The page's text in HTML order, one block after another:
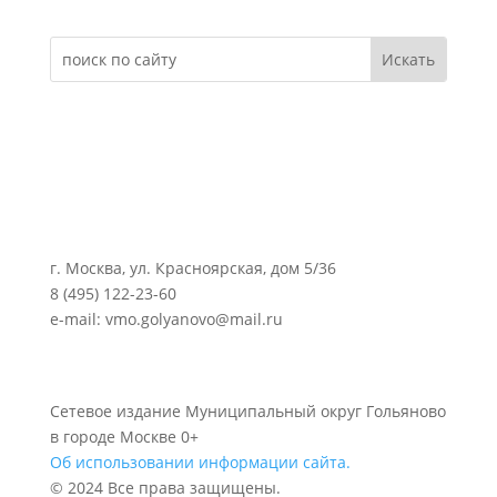
г. Москва, ул. Красноярская, дом 5/36
8 (495) 122-23-60
e-mail: vmo.golyanovo@mail.ru
Сетевое издание Муниципальный округ Гольяново
в городе Москве 0+
Об использовании информации сайта.
© 2024 Все права защищены.